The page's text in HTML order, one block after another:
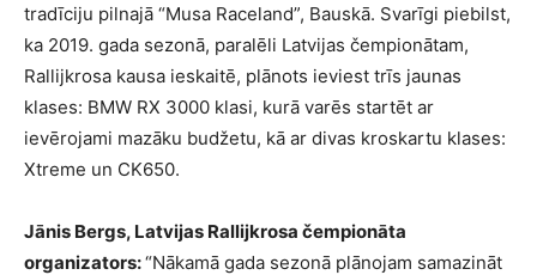
tradīciju pilnajā “Musa Raceland”, Bauskā. Svarīgi piebilst,
ka 2019. gada sezonā, paralēli Latvijas čempionātam,
Rallijkrosa kausa ieskaitē, plānots ieviest trīs jaunas
klases: BMW RX 3000 klasi, kurā varēs startēt ar
ievērojami mazāku budžetu, kā ar divas kroskartu klases:
Xtreme un CK650.
Jānis Bergs, Latvijas Rallijkrosa čempionāta
organizators:“Nākamā gada sezonā plānojam samazināt